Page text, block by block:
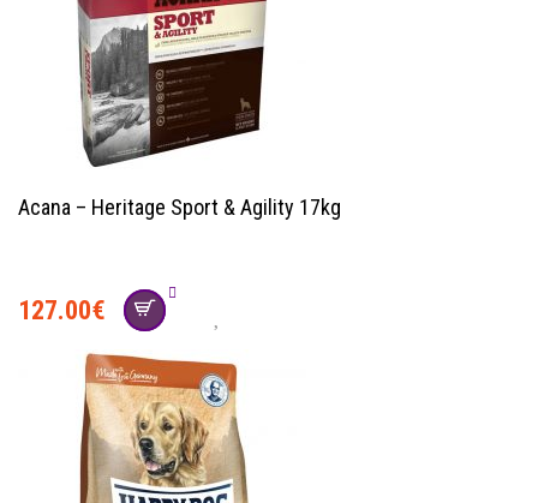
Acana – Heritage Sport & Agility 17kg
127.00€